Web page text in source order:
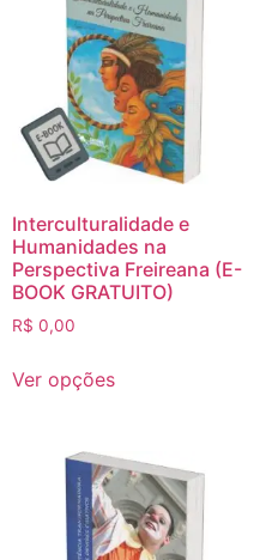
Interculturalidade e
Humanidades na
Perspectiva Freireana (E-
BOOK GRATUITO)
R$ 0,00
Ver opções